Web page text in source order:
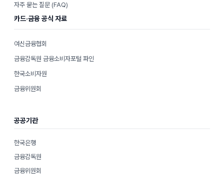
자주 묻는 질문 (FAQ)
카드·금융 공식 자료
여신금융협회
금융감독원 금융소비자포털 파인
한국소비자원
금융위원회
공공기관
한국은행
금융감독원
금융위원회